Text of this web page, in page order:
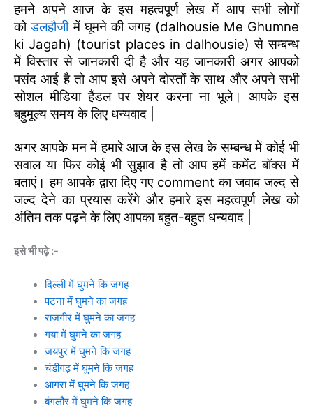
हमने अपने आज के इस महत्वपूर्ण लेख में आप सभी लोगों
कोडलहौजीमें घूमने की जगह (dalhousie Me Ghumne
ki Jagah) (tourist places in dalhousie) से सम्बन्ध
में विस्तार से जानकारी दी है और यह जानकारी अगर आपको
पसंद आई है तो आप इसे अपने दोस्तों के साथ और अपने सभी
सोशल मीडिया हैंडल पर शेयर करना ना भूले। आपके इस
बहुमूल्य समय के लिए धन्यवाद |
अगर आपके मन में हमारे आज के इस लेख के सम्बन्ध में कोई भी
सवाल या फिर कोई भी सुझाव है तो आप हमें कमेंट बॉक्स में
बताएं। हम आपके द्वारा दिए गए comment का जवाब जल्द से
जल्द देने का प्रयास करेंगे और हमारे इस महत्वपूर्ण लेख को
अंतिम तक पढ़ने के लिए आपका बहुत-बहुत धन्यवाद |
इसे भी पढ़े :-
दिल्ली में घुमने कि जगह
पटना में घुमने का जगह
राजगीर में घुमने का जगह
गया में घुमने का जगह
जयपुर में घुमने कि जगह
चंडीगढ़ में घुमने कि जगह
आगरा में घुमने कि जगह
बंगलौर में घुमने कि जगह